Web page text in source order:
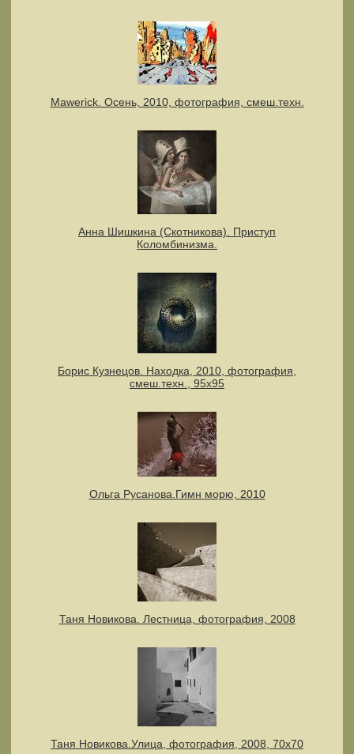
Mawerick. Осень, 2010, фотография, смеш.техн.
Анна Шишкина (Скотникова). Приступ
Коломбинизма.
Борис Кузнецов. Находка, 2010, фотография,
смеш.техн., 95х95
Ольга Русанова.Гимн морю, 2010
Таня Новикова. Лестница, фотография, 2008
Таня Новикова.Улица, фотография, 2008, 70х70